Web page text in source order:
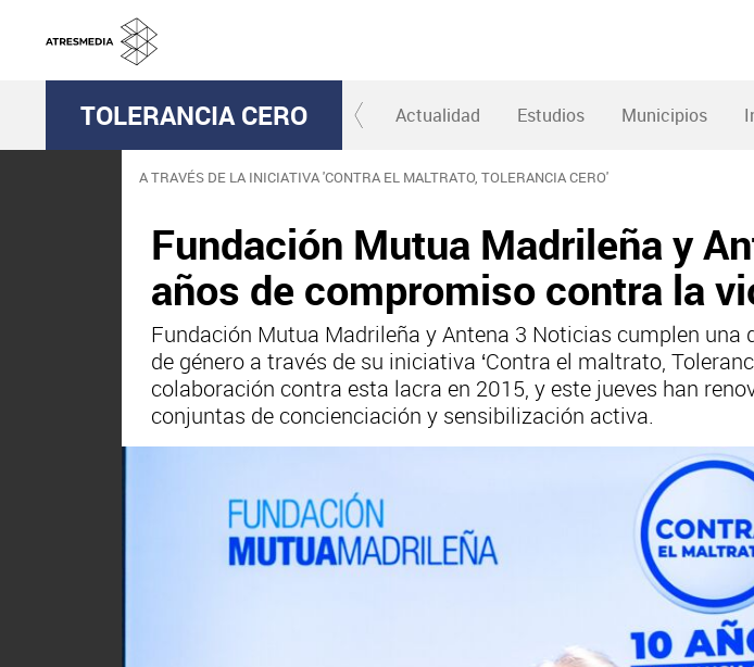
TOLERANCIA CERO Actualidad Estudios Municipios
A TRAVÉS DE LA INICIATIVA 'CONTRA EL MALTRATO, TOLERANCIA CERO'
Fundación Mutua Madrileña y
años de compromiso contra la
Fundación Mutua Madrileña y Antena 3 Noticias cumplen
de género a través de su iniciativa ‘Contra el maltrato,
colaboración contra esta lacra en 2015, y este jueves han
conjuntas de concienciación y sensibilización activa.